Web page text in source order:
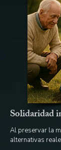
Solidaridad
Al preservar la
alternativas